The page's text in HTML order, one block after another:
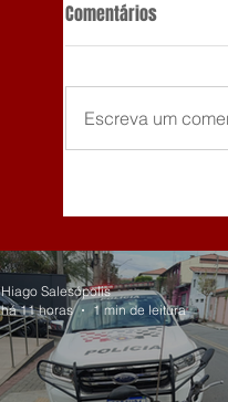
Comentários
Escreva um
Hiago Salesópolis
há 11 horas
1 min de leitura